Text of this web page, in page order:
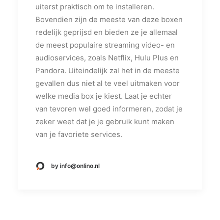
uiterst praktisch om te installeren.
Bovendien zijn de meeste van deze boxen
redelijk geprijsd en bieden ze je allemaal
de meest populaire streaming video- en
audioservices, zoals Netflix, Hulu Plus en
Pandora. Uiteindelijk zal het in de meeste
gevallen dus niet al te veel uitmaken voor
welke media box je kiest. Laat je echter
van tevoren wel goed informeren, zodat je
zeker weet dat je je gebruik kunt maken
van je favoriete services.
by info@onlino.nl